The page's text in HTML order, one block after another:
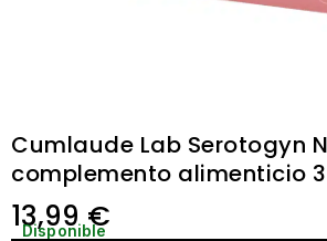
Cumlaude Lab Serotogyn
complemento alimenticio
13,99€
Disponible